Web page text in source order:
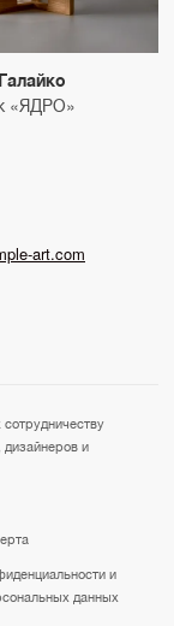
«ЯДРО»
art.com
дизайнеров и
и
данных